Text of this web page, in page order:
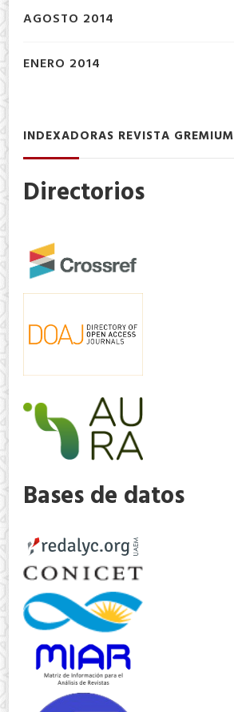
AGOSTO 2014
ENERO 2014
INDEXADORAS REVISTA GREMIUM
Directorios
Bases de datos